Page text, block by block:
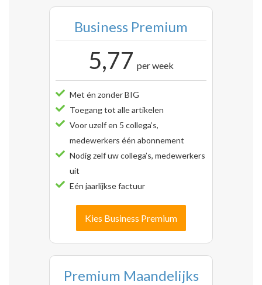
Business Premium
5,77 per week
Met én zonder BIG
Toegang tot alle artikelen
Voor uzelf en 5 collega’s,
medewerkers één abonnement
Nodig zelf uw collega’s, medewerkers
uit
Eén jaarlijkse factuur
Kies Business Premium
Premium Maandelijks